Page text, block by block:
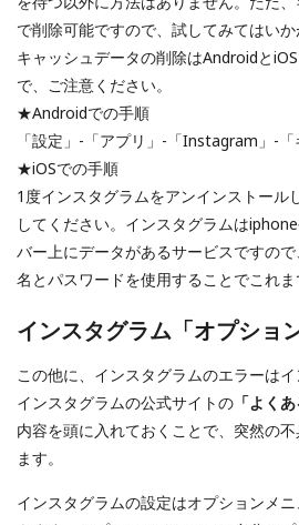
で削除可能ですので、試してみてはい
キャッシュデータの削除はAndroidと
で、ご注意ください。
★Androidでの手順
「設定」-「アプリ」-「Instagram」-「
★iOSでの手順
1度インスタグラムをアンインストール
してください。インスタグラムは
バー上にデータがあるサービスですの
名とパスワードを使用することでこれま
インスタグラム「オプション
この他に、インスタグラムのエラーはイ
インスタグラムの公式サイトの 「よく
内容を頭に入れておくことで、突然の
ます。
インスタグラムの設定はオプションメ